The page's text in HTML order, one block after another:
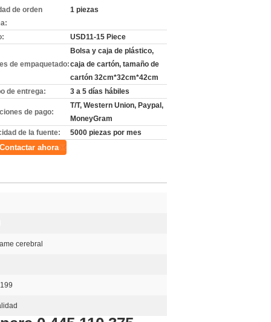
de orden
1 piezas
USD11-15 Piece
de empaquetado:
Bolsa y caja de plástico,
caja de cartón, tamaño de
cartón 32cm*32cm*42cm
de entrega:
3 a 5 días hábiles
de pago:
T/T, Western Union, Paypal,
MoneyGram
de la fuente:
5000 piezas por mes
Contactar ahora
cerebral